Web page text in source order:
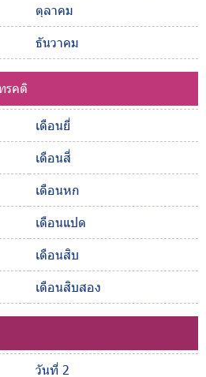
ตุลาคม
ธันวาคม
รคติ
เดือนยี่
เดือนสี่
เดือนหก
เดือนแปด
เดือนสิบ
เดือนสิบสอง
วันที่ 2